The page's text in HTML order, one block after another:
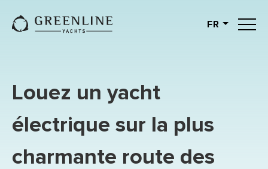
FR
Slovenian
Turkish
Louez un yacht
électrique sur la plus
charmante route des